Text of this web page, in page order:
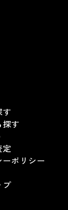
す
探す
定
ポリシー
プ